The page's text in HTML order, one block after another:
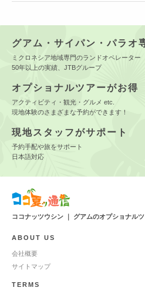
グアム・サイパン・パラオ
ミクロネシア地域専門のランドオペレーター
50年以上の実績、JTBグループ
オプショナルツアーがお得
アクティビティ・観光・グルメ etc.
現地体験のさまざまな予約ができます！
現地スタッフがサポート
予約手配や旅をサポート
日本語対応
ココナッツウシン ｜ グアムのオプショナル
ABOUT US
会社概要
サイトマップ
TERMS